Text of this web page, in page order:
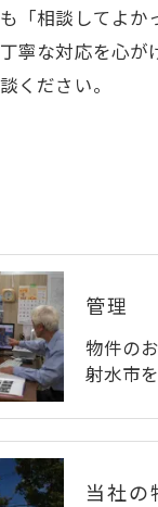
「相談してよ
寧な対応を心が
ください。
管理
物件の
射水市
当社の